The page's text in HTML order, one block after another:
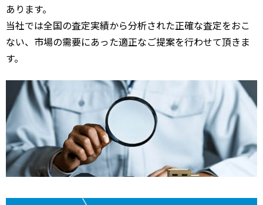
あります。
当社では全国の査定実績から分析された正確な査定をおこ
ない、市場の需要にあった適正なご提案を行わせて頂きま
す。